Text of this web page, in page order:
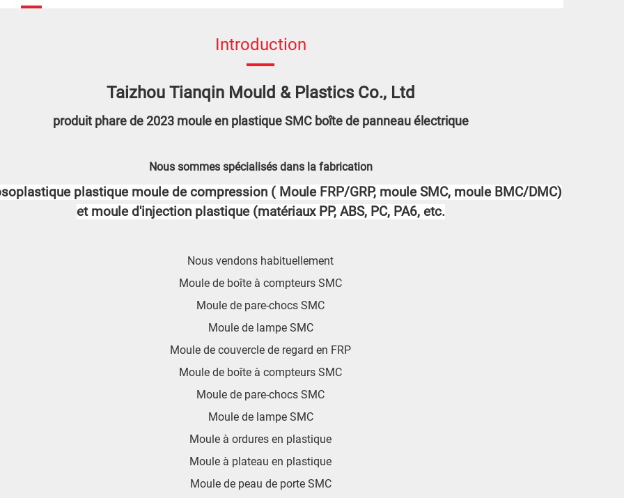
Introduction
Taizhou Tianqin Mould & Plastics Co., Ltd
produit phare de 2023 moule en plastique SMC boîte de panneau électrique
Nous sommes spécialisés dans la fabrication
plastique moule de compression ( Moule FRP/GRP, moule SMC, moule BMC/DMC)
et moule d'injection plastique (matériaux PP, ABS, PC, PA6, etc.
Nous vendons habituellement
Moule de boîte à compteurs SMC
Moule de pare-chocs SMC
Moule de lampe SMC
Moule de couvercle de regard en FRP
Moule de boîte à compteurs SMC
Moule de pare-chocs SMC
Moule de lampe SMC
Moule à ordures en plastique
Moule à plateau en plastique
Moule de peau de porte SMC